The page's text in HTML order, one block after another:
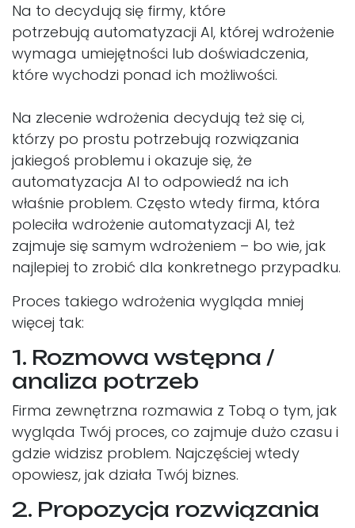
Na to decydują się firmy, które
potrzebują automatyzacji AI, której wdrożenie
wymaga umiejętności lub doświadczenia,
które wychodzi ponad ich możliwości.
Na zlecenie wdrożenia decydują też się ci,
którzy po prostu potrzebują rozwiązania
jakiegoś problemu i okazuje się, że
automatyzacja AI to odpowiedź na ich
właśnie problem. Często wtedy firma, która
poleciła wdrożenie automatyzacji AI, też
zajmuje się samym wdrożeniem – bo wie, jak
najlepiej to zrobić dla konkretnego przypadku. ​
Proces takiego wdrożenia wygląda mniej
więcej tak:
1. Rozmowa wstępna /
analiza potrzeb
Firma zewnętrzna rozmawia z Tobą o tym, jak
wygląda Twój proces, co zajmuje dużo czasu i
gdzie widzisz problem. Najczęściej wtedy
opowiesz, jak działa Twój biznes.
2. Propozycja rozwiązania